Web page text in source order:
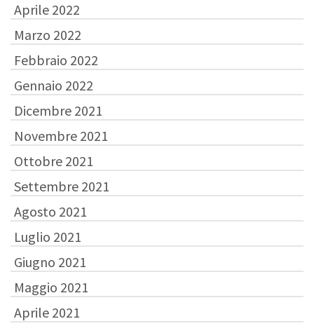
Aprile 2022
Marzo 2022
Febbraio 2022
Gennaio 2022
Dicembre 2021
Novembre 2021
Ottobre 2021
Settembre 2021
Agosto 2021
Luglio 2021
Giugno 2021
Maggio 2021
Aprile 2021